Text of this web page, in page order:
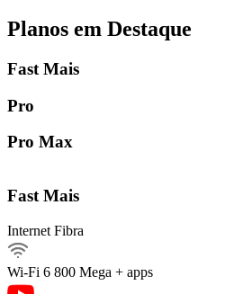
Planos em Destaque
Fast Mais
Pro
Pro Max
Fast Mais
Internet Fibra
Wi-Fi 6 800 Mega + apps